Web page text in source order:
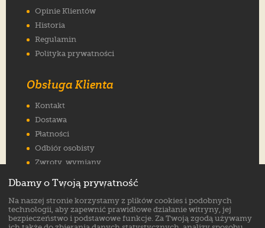
Opinie Klientów
Historia
Regulamin
Polityka prywatności
Obsługa Klienta
Kontakt
Dostawa
Płatności
Odbiór osobisty
Zwroty, wymiany
Jak wybrać rozmiar
FAQ
Dbamy o Twoją prywatność
Na naszej stronie korzystamy z plików cookies i podobnych
technologii, aby zapewnić prawidłowe działanie witryny, jej
bezpieczeństwo i podstawowe funkcje. Za Twoją zgodą używamy